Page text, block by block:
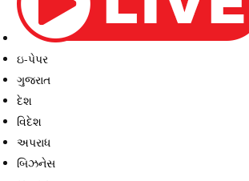
ઇ-પેપર
ગુજરાત
દેશ
વિદેશ
અપરાધ
બિઝનેસ